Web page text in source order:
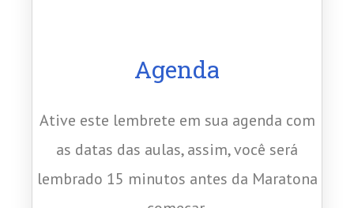
Agenda
Ative este lembrete em sua agenda com
as datas das aulas, assim, você será
lembrado 15 minutos antes da Maratona